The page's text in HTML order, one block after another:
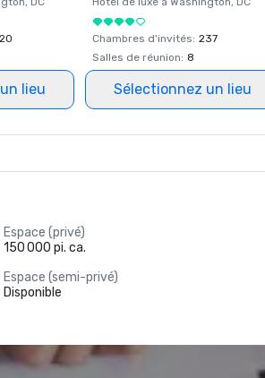
lieu
Chambres d'invités: 237
Salles de réunion: 8
Sélectionnez un lieu
Espace (privé)
150 000 pi. ca.
Espace (semi-privé)
Disponible